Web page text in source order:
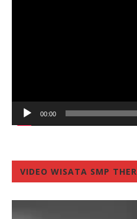
00:00
VIDEO WISATA SMP